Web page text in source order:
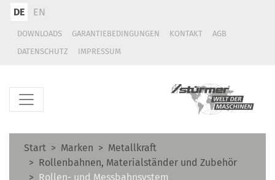
DE EN
DOWNLOADS GARANTIEBEDINGUNGEN KONTAKT
AGB
DATENSCHUTZ
IMPRESSUM
Start Marken
Metallkraft
Rollenbahnen, Materialständer und Zubehör
Rollen- und Messbahnsystem